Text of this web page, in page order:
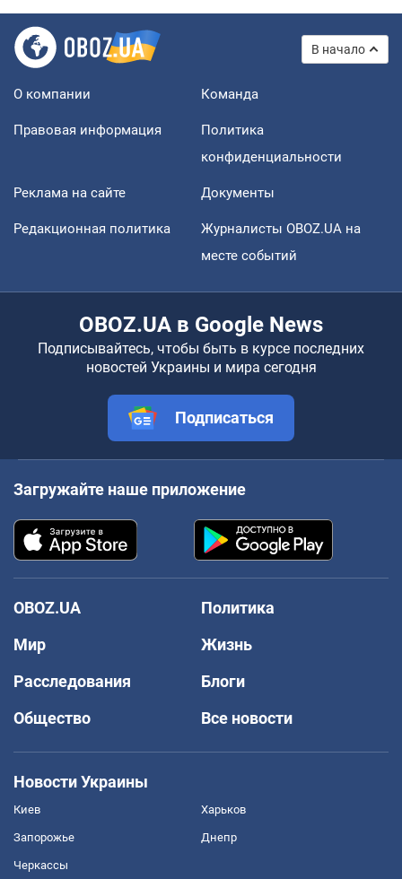
В начало
О компании Команда
Правовая информация
Политика
конфиденциальности
Реклама на сайте Документы
Редакционная политика
Журналисты OBOZ.UA на
месте событий
OBOZ.UA в Google News
Подписывайтесь, чтобы быть в курсе последних
новостей Украины и мира сегодня
Подписаться
Загружайте наше приложение
OBOZ.UA
Политика
Мир
Жизнь
Расследования
Блоги
Общество
Все новости
Новости Украины
Киев Харьков
Запорожье Днепр
Черкассы